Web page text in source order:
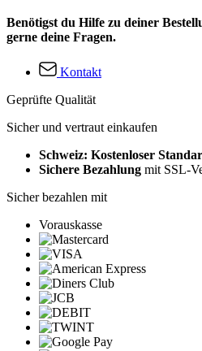
Benötigst du Hilfe zu deiner
gerne deine Fragen.
Kontakt
Geprüfte Qualität
Sicher und vertraut einkaufen
Schweiz: Kostenloser
Sichere Bezahlung mit SSL-
Sicher bezahlen mit
Vorauskasse